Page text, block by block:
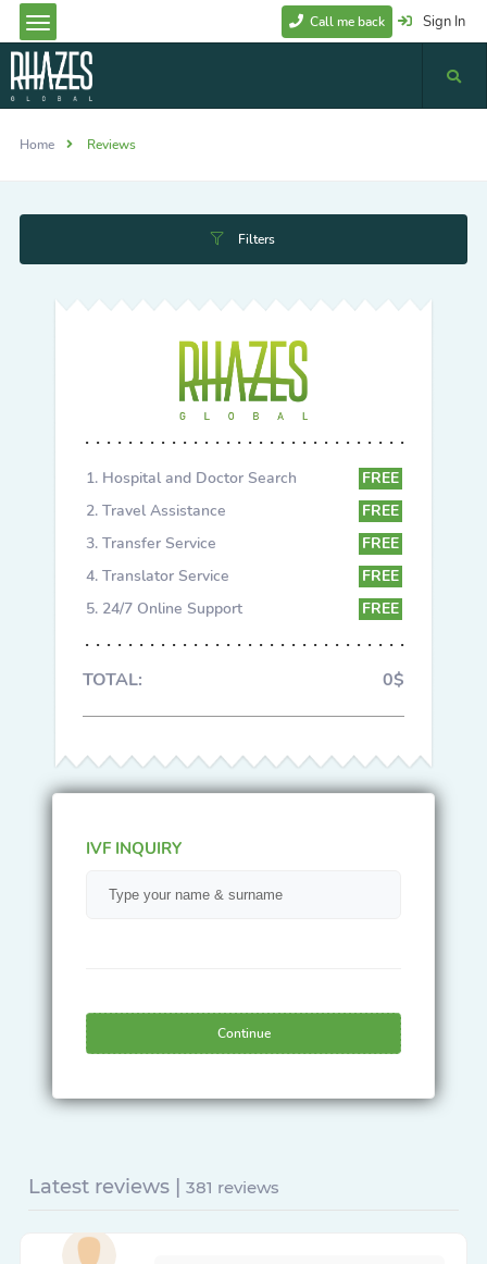
Sign In
Call me back
Home Reviews
Filters
Hospital and Doctor Search
FREE
Travel Assistance
FREE
Transfer Service
FREE
Translator Service
FREE
24/7 Online Support
FREE
TOTAL: 0$
IVF INQUIRY
Continue
Latest reviews | 381 reviews